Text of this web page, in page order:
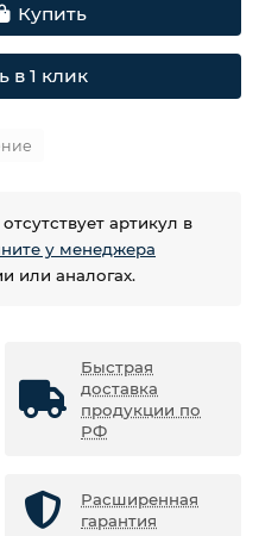
Купить
в 1 клик
артикул в
у менеджера
или аналогах.
Быстрая
доставка
продукции по
РФ
Расширенная
гарантия